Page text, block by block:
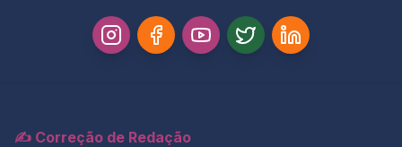
✍️ Correção de Redação